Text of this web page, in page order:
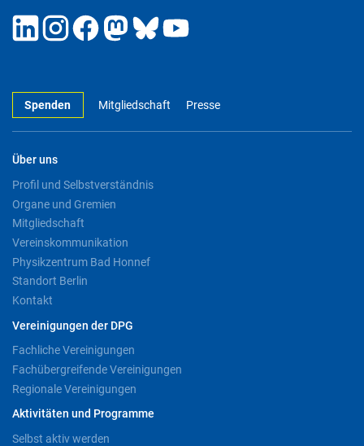
Spenden Mitgliedschaft Presse
Über uns
Profil und Selbstverständnis
Organe und Gremien
Mitgliedschaft
Vereinskommunikation
Physikzentrum Bad Honnef
Standort Berlin
Kontakt
Vereinigungen der DPG
Fachliche Vereinigungen
Fachübergreifende Vereinigungen
Regionale Vereinigungen
Aktivitäten und Programme
Selbst aktiv werden